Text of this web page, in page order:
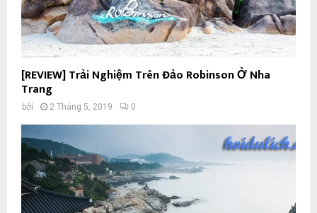
[REVIEW] Trải Nghiệm Trên Đảo Robinson Ở Nha
Trang
bởi 2 Tháng 5, 2019 0